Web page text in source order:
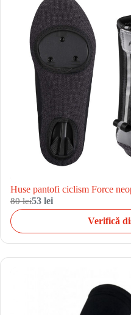
Huse pantofi ciclism Force
80 lei53 lei
Verifică